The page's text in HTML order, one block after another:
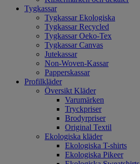
Tygkassar
Tygkassar Ekologiska
Tygkassar Recycled
Tygkassar Oeko-Tex
Tygkassar Canvas
Jutekassar
Non-Woven-Kassar
Papperskassar
Profilkläder
Översikt Kläder
Varumärken
Tryckpriser
Brodyrpriser
Original Textil
Ekologiska kläder
Ekologiska T-shirts
Ekologiska Pikeer